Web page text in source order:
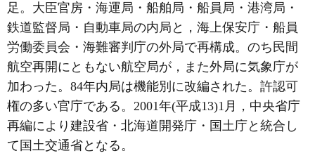
足。大臣官房・海運局・船舶局・船員局・港湾局・
鉄道監督局・自動車局の内局と，海上保安庁・船員
労働委員会・海難審判庁の外局で再構成。のち民間
航空再開にともない航空局が，また外局に気象庁が
加わった。84年内局は機能別に改編された。許認可
権の多い官庁である。2001年(平成13)1月，中央省庁
再編により建設省・北海道開発庁・国土庁と統合し
て国土交通省となる。